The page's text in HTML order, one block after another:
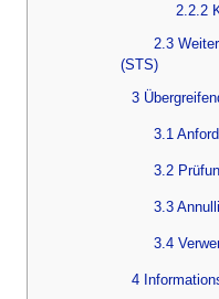
2.2.2
2.3
(STS)
3
3.1
3.2
3.3
3.4
4